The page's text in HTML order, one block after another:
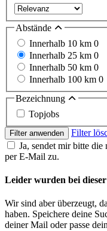
Abstände
Innerhalb 10 km 0
Innerhalb 25 km 0
Innerhalb 50 km 0
Innerhalb 100 km 0
Bezeichnung
Topjobs
Filter anwenden
Filter
Ja, sendet mir bitte die
per E-Mail zu.
Leider wurden bei dieser
Wir sind aber überzeugt,
haben. Speichere deine
deiner Mail oder passe